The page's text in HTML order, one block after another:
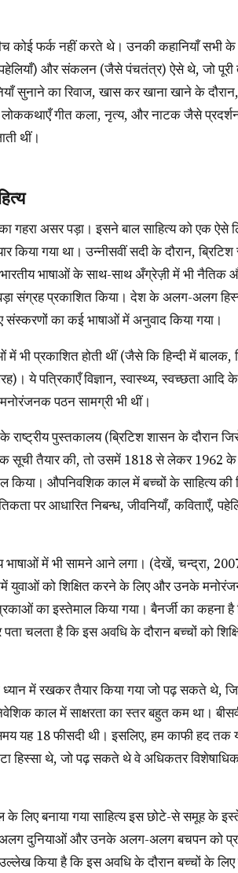
और संकलन (जैसे पंचतंत्र) ऐसे थे, जो पूरी
सुनाने का रिवाज, खास कर खाना खाने के
गीत कला, नृत्य, और नाटक जैसे
थीं।
गया था। उन्नीसवीं सदी के दौरान, ब्रिटिश
भाषाओं के साथ-साथ अँग्रेज़ी में भी नैतिक और
संग्रह प्रकाशित किया। देश के अलग-अलग
संस्करणों का कई भाषाओं में अनुवाद किया गया।
ये पत्रिकाएँ विज्ञान, स्वास्थ्य, स्वच्छता आदि
पठन सामग्री भी थीं।
सूची तैयार की, तो उसमें 1818 से लेकर 1962 के
किया। औपनिवशिक काल में बच्चों के साहित्य की
पर आधारित निबन्ध, जीवनियाँ, कविताएँ,
युवाओं को शिक्षित करने के लिए और उनके
का इस्तेमाल किया गया। बैनर्जी का कहना
पता चलता है कि इस अवधि के दौरान बच्चों को
काल में साक्षरता का स्तर बहुत कम था।
यह 18 फीसदी थी। इसलिए, हम काफी हद
हिस्सा थे, जो पढ़ सकते थे वे अधिकतर
दुनियाओं और उनके अलग-अलग बचपन को
किया है कि इस अवधि के दौरान बच्चों के लिए